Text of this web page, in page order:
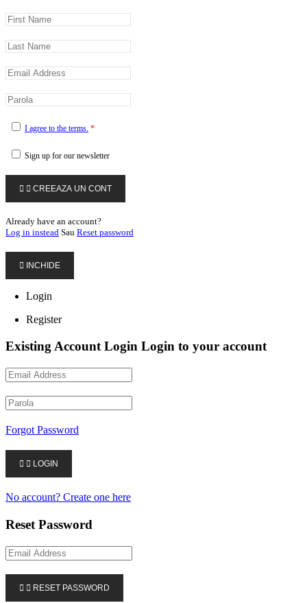
I agree to the terms. *
Sign up for our newsletter
  CREEAZA UN CONT
Already have an account?
Log in instead Sau Reset password
 INCHIDE
Login
Register
Existing Account Login Login to your account
Forgot Password
  LOGIN
No account? Create one here
Reset Password
  RESET PASSWORD